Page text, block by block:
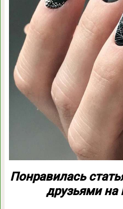
Понравилась
друзьями на